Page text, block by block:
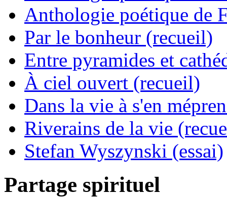
Anthologie poétique de
Par le bonheur (recueil)
Entre pyramides et
À ciel ouvert (recueil)
Dans la vie à s'en
Riverains de la vie
Stefan Wyszynski (essai)
Partage spirituel